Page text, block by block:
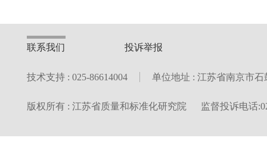
联系我们 投诉举报
技术支持 : 025-86614004 单位地址 : 江苏省南京市石
版权所有 : 江苏省质量和标准化研究院 监督投诉电话